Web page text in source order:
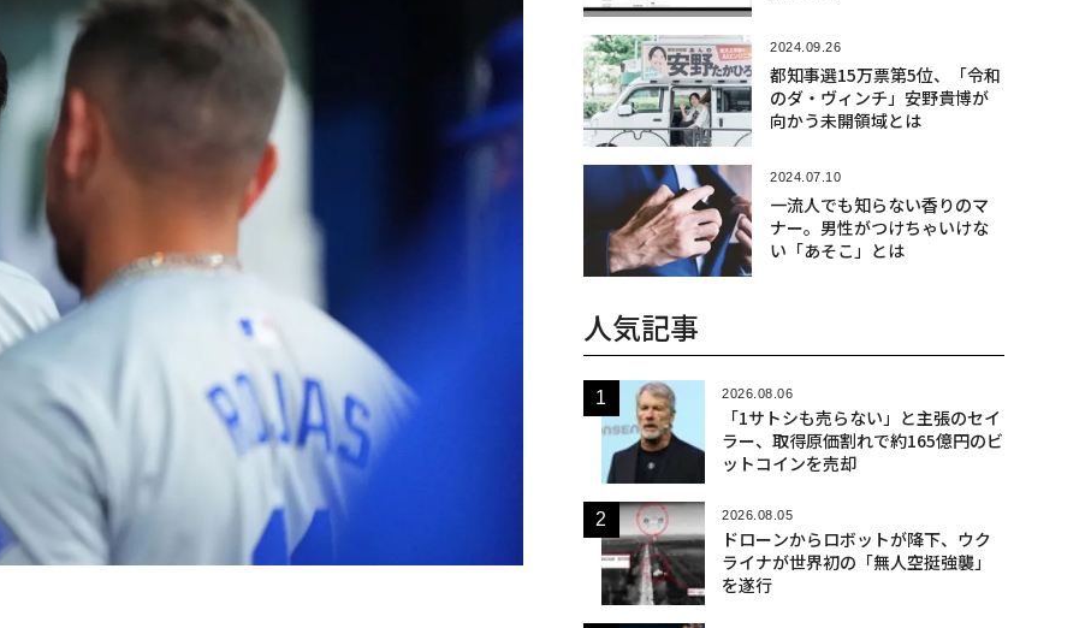
2024.09.26
都知事選15万票第5位、「令和
のダ・ヴィンチ」安野貴博が
向かう未開領域とは
2024.07.10
一流人でも知らない香りのマ
ナー。男性がつけちゃいけな
い「あそこ」とは
人気記事
2026.08.06
「1サトシも売らない」と主張のセイ
ラー、取得原価割れで約165億円のビ
ットコインを売却
2026.08.05
ドローンからロボットが降下、ウク
ライナが世界初の「無人空挺強襲」
を遂行